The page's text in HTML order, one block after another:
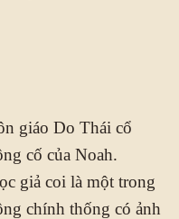
giáo Do Thái cổ
cố của Noah.
giả coi là một trong
chính thống có ảnh